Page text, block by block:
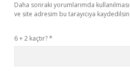
Daha sonraki yorumlarımda
ve site adresim bu tarayıcıya kaydedilsin.
6 + 2 kaçtır?*